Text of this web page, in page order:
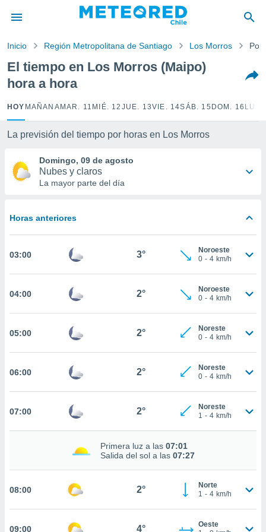
por
para
la
calidad.
a este
las
y
forma
basada
permite
coste.
botón
a la
todas
ya sean
nos
perfil
y
CONTINUAR
Inicio Región Metropolitana de Santiago Los Morros Por
El tiempo en Los Morros (Maipo)
hora a hora
HOY MAÑANA MAR. 11 MIÉ. 12 JUE. 13VIE. 14SÁB. 15 DOM. 16
La previsión del tiempo por horas en Los Morros
Domingo, 09 de agosto
Nubes y claros
La mayor parte del día
Horas anteriores
03:00 3°
Noroeste
0 - 4 km/h
04:00 2°
Noroeste
0 - 4 km/h
05:00 2°
Noreste
0 - 4 km/h
06:00 2°
Noreste
0 - 4 km/h
07:00 2°
Noreste
1 - 4 km/h
Primera luz a las 07:01
Salida del sol a las 07:27
08:00 2°
Norte
1 - 4 km/h
09:00 4°
Oeste